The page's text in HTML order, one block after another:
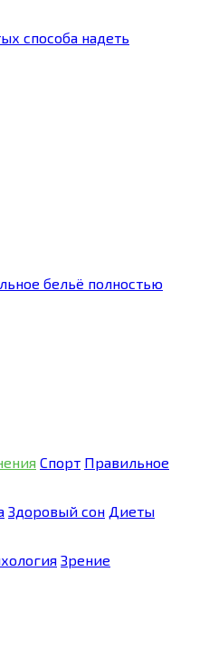
способа надеть
бельё полностью
Спорт Правильное
Здоровый сон Диеты
Зрение